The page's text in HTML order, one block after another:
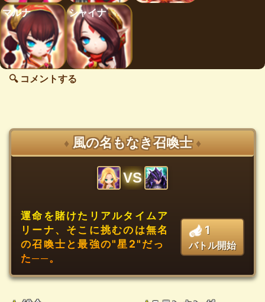
マルナ シャイナ
🔍 コメントする
♦ 風の名もなき召喚士 ♦
VS
運命を賭けたリアルタイムア
リーナ、そこに挑むのは無名
の召喚士と最強の"星2"だっ
た──。
1
バトル開始